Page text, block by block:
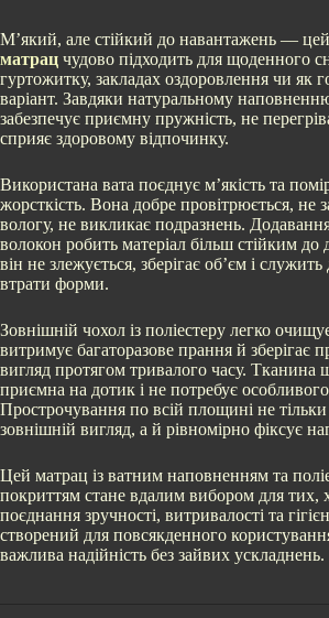
М’який, але стійкий до навантажень — цей
матрац чудово підходить для щоденного
гуртожитку, закладах оздоровлення чи як
варіант. Завдяки натуральному
забезпечує приємну пружність, не
сприяє здоровому відпочинку.
Використана вата поєднує м’якість та
жорсткість. Вона добре провітрюється, не
вологу, не викликає подразнень.
волокон робить матеріал більш стійким
він не злежується, зберігає об’єм і
втрати форми.
Зовнішній чохол із поліестеру легко
витримує багаторазове прання й зберігає
вигляд протягом тривалого часу. Тканина
приємна на дотик і не потребує особливого
Прострочування по всій площині не
зовнішній вигляд, а й рівномірно фіксує
Цей матрац із ватним наповненням та
покриттям стане вдалим вибором для тих,
поєднання зручності, витривалості та
створений для повсякденного
важлива надійність без зайвих ускладнень.